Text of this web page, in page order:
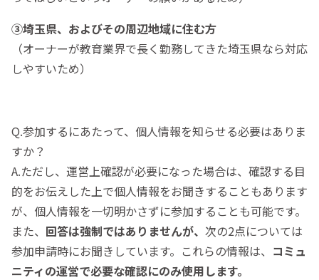
③埼玉県、およびその周辺地域に住む方
（オーナーが教育業界で長く勤務してきた埼玉県なら対応
しやすいため）
Q.参加するにあたって、個人情報を知らせる必要はありま
すか？
A.ただし、運営上確認が必要になった場合は、確認する目
的をお伝えした上で個人情報をお聞きすることもあります
が、個人情報を一切明かさずに参加することも可能です。
また、 回答は強制ではありませんが、 次の2点については
参加申請時にお聞きしています。これらの情報は、 コミュ
ニティの運営で必要な確認にのみ使用します。